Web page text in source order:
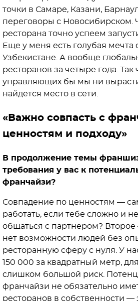
точки в Самаре, Казани,
переговоры с Новосибирском.
ресторана точно успеем
Еще у меня есть голубая мечта
Узбекистане. А вообще
ресторанов за четыре года. Так
управляющих бы мы ни
найдется место в сети.
«Важно совпасть с
ценностям и подходу»
В продолжение темы
требования у вас к
франчайзи?
Совпадение по ценностям —
работать, если тебе сложно и
общаться с партнером?
нет возможности людей без
ресторанную сферу с нуля. У
150 000 за квадратный метр,
слишком большой риск.
франчайзи не обязательно
ресторанов в собственности —